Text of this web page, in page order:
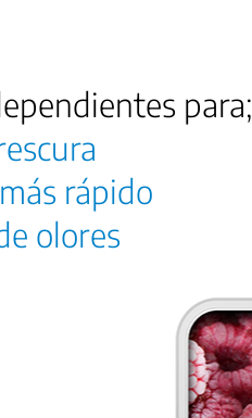
para;
rápido
olores